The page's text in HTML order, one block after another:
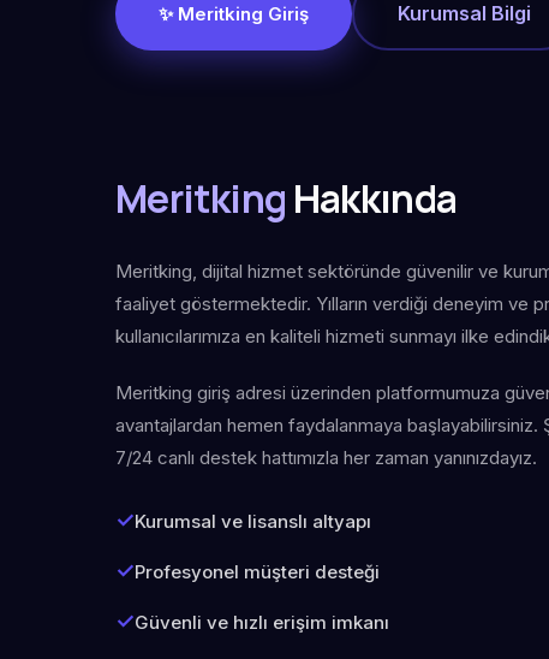
✨ Meritking Giriş Kurumsal Bilgi
Meritking Hakkında
Meritking, dijital hizmet sektöründe güvenilir ve
faaliyet göstermektedir. Yılların verdiği deneyim ve
kullanıcılarımıza en kaliteli hizmeti sunmayı ilke
Meritking giriş adresi üzerinden platformumuza
avantajlardan hemen faydalanmaya başlayabilirsiniz.
7/24 canlı destek hattımızla her zaman yanınızdayız.
Kurumsal ve lisanslı altyapı
Profesyonel müşteri desteği
Güvenli ve hızlı erişim imkanı